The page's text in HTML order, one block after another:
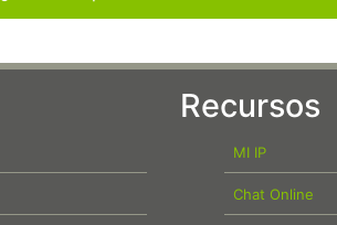
Recursos
MI IP
Chat Online